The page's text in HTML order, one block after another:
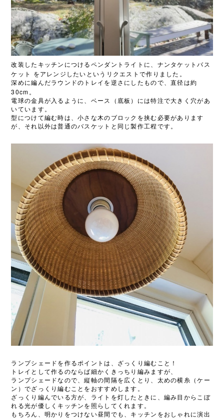
改装したキッチンにつけるペンダントライトに、ナンタケットバス
ケット
をアレンジしたいというリクエストで作りました。
深めに編んだラウンドのトレイを逆さにしたもので、直径は約
30cm 。
電球の金具が入るように、ベース（底板）には特注で大きく穴があ
いています。
型につけて編む時は、小さな木のブロックを挟む必要があります
が、それ以外は普通のバスケットと同じ製作工程です。
ランプシェードを作るポイントは、ざっくり編むこと！
トレイとして作るのならば細かくきっちり編みますが、
ランプシェードなので、縦軸の間隔を広くとり、太めの横糸（ケー
ン）でざっくり編むことをおすすめします。
ざっくり編んでいる方が、ライトを灯したときに、編み目からこぼ
れる光が優しくキッチンを照らしてくれます。
もちろん、明かりをつけない昼間でも、キッチンをおしゃれに演出